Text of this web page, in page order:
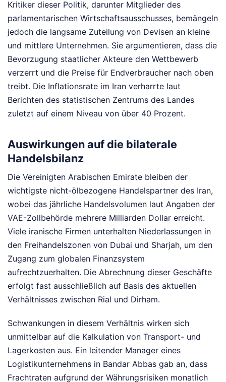
Kritiker dieser Politik, darunter Mitglieder des
parlamentarischen Wirtschaftsausschusses, bemängeln
jedoch die langsame Zuteilung von Devisen an kleine
und mittlere Unternehmen. Sie argumentieren, dass die
Bevorzugung staatlicher Akteure den Wettbewerb
verzerrt und die Preise für Endverbraucher nach oben
treibt. Die Inflationsrate im Iran verharrte laut
Berichten des statistischen Zentrums des Landes
zuletzt auf einem Niveau von über 40 Prozent.
Auswirkungen auf die bilaterale
Handelsbilanz
Die Vereinigten Arabischen Emirate bleiben der
wichtigste nicht-ölbezogene Handelspartner des Iran,
wobei das jährliche Handelsvolumen laut Angaben der
VAE-Zollbehörde mehrere Milliarden Dollar erreicht.
Viele iranische Firmen unterhalten Niederlassungen in
den Freihandelszonen von Dubai und Sharjah, um den
Zugang zum globalen Finanzsystem
aufrechtzuerhalten. Die Abrechnung dieser Geschäfte
erfolgt fast ausschließlich auf Basis des aktuellen
Verhältnisses zwischen Rial und Dirham.
Schwankungen in diesem Verhältnis wirken sich
unmittelbar auf die Kalkulation von Transport- und
Lagerkosten aus. Ein leitender Manager eines
Logistikunternehmens in Bandar Abbas gab an, dass
Frachtraten aufgrund der Währungsrisiken monatlich